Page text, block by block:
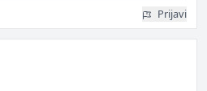
Prijavi